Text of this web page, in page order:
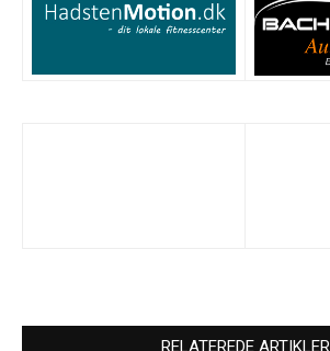
RELATEREDE ARTIKLER